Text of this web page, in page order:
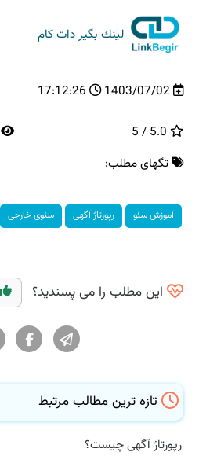
لینك بگیر دات كام
1403/07/02
17:12:26
تگهای مطلب:
آموزش سئو رپورتاژ آگهی سئوی خارجی
این مطلب را می پسندید؟
تازه ترین مطالب مرتبط
رپورتاژ آگهی چیست؟